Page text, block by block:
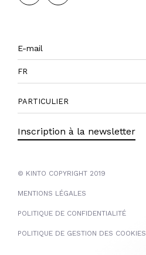
FR
PARTICULIER
Inscription à la newsletter
© KINTO COPYRIGHT 2019
MENTIONS LÉGALES
POLITIQUE DE CONFIDENTIALITÉ
POLITIQUE DE GESTION DES COOKIES